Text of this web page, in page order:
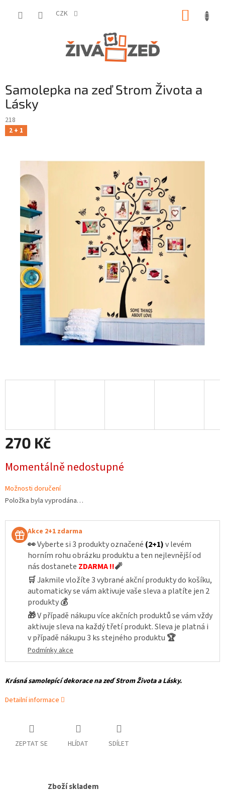
CZK
Samolepka na zeď Strom Života a
Lásky
218
2 + 1
270 Kč
cena:
Momentálně nedostupné
Možnosti doručení
Položka byla vyprodána…
Akce 2+1 zdarma
👀Vyberte si 3 produkty označené (2+1)v levém
horním rohu obrázku produktu a ten nejlevnější od
nás dostanete ZDARMA !!🧨
🛒Jakmile vložíte 3 vybrané akční produkty do košíku,
automaticky se vám aktivuje vaše sleva a platíte jen 2
produkty💰
🎁V případě nákupu více akčních produktů se vám vždy
aktivuje sleva na každý třetí produkt. Sleva je platná i
v případě nákupu 3 ks stejného produktu 🏆
Podmínky akce
Krásná samolepící dekorace na zeď Strom Života a Lásky.
Detailní informace
ZEPTAT SE HLÍDAT SDÍLET
Zboží skladem